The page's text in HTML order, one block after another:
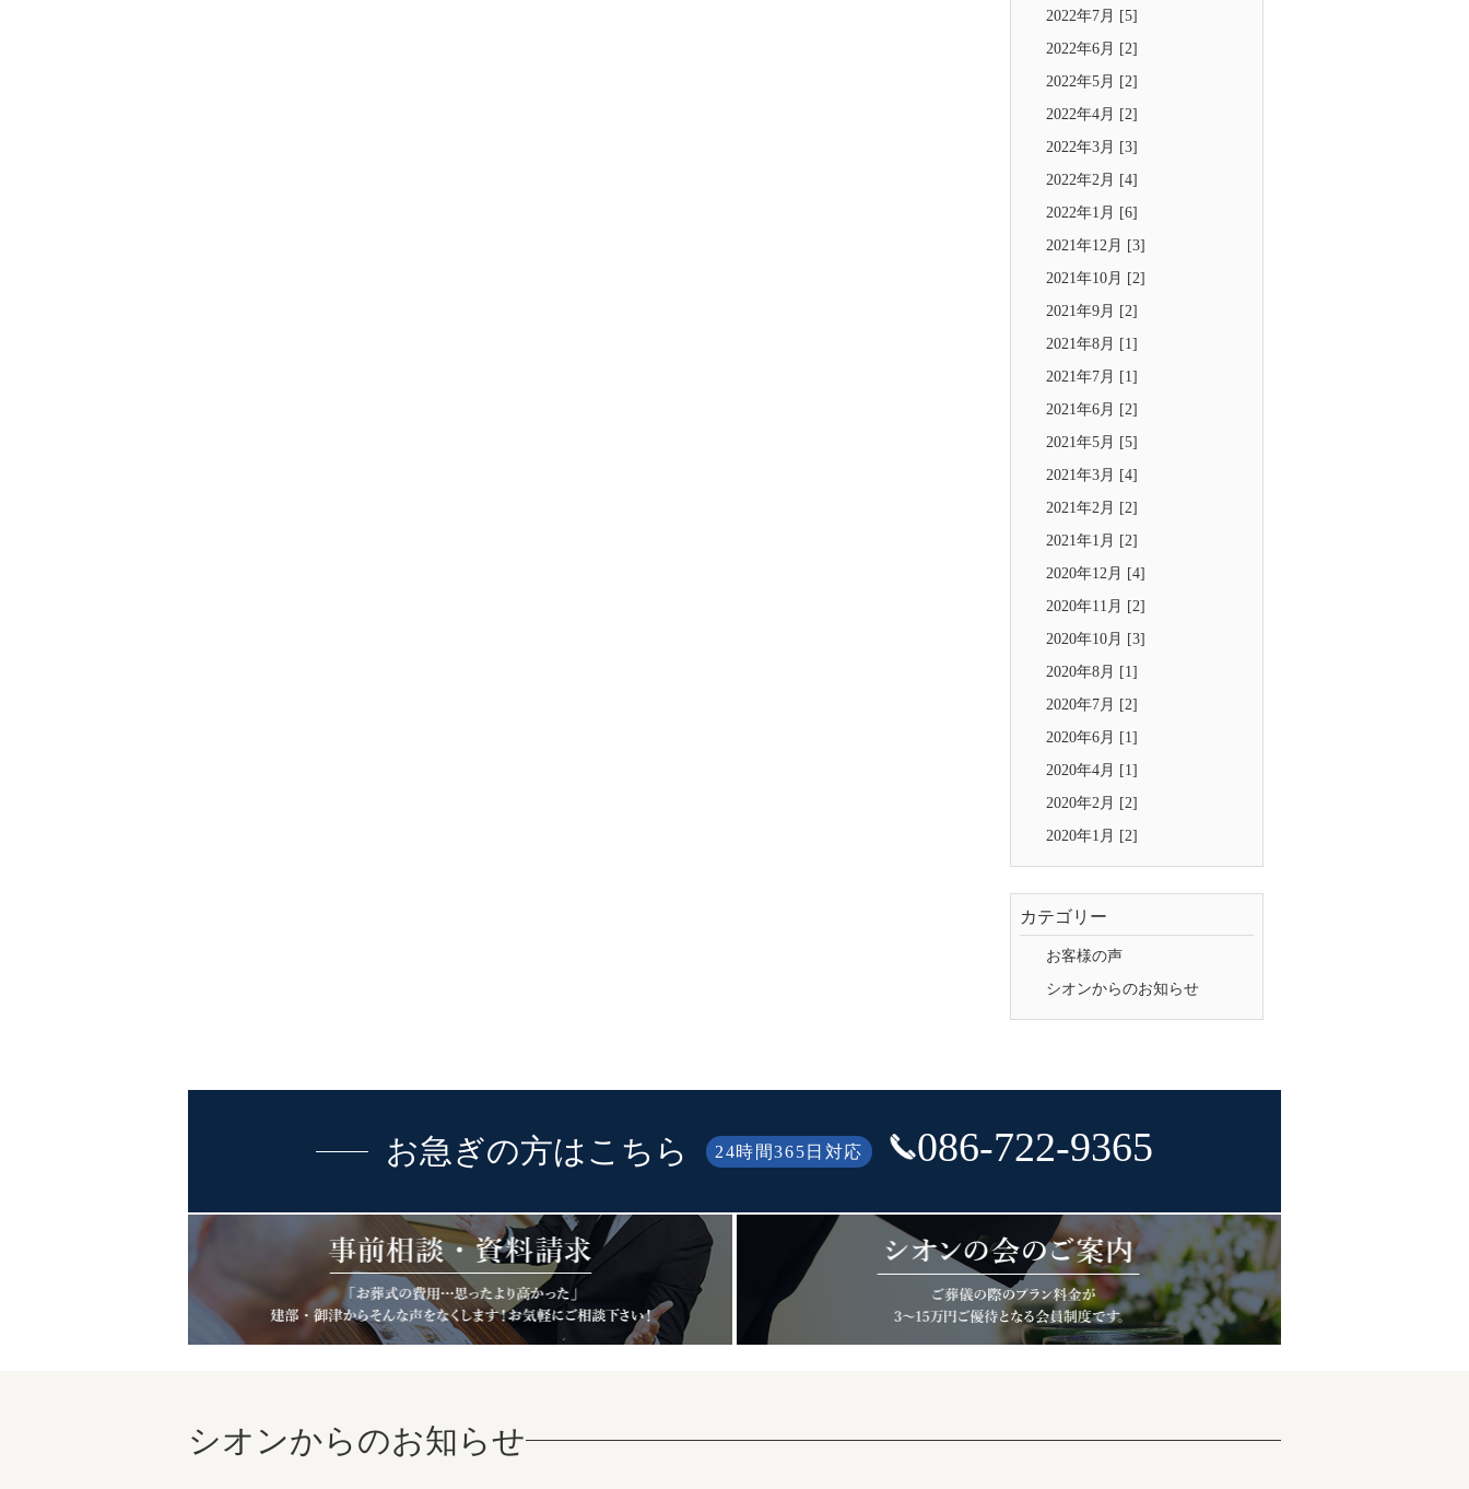
2022年7月 [5]
2022年6月 [2]
2022年5月 [2]
2022年4月 [2]
2022年3月 [3]
2022年2月 [4]
2022年1月 [6]
2021年12月 [3]
2021年10月 [2]
2021年9月 [2]
2021年8月 [1]
2021年7月 [1]
2021年6月 [2]
2021年5月 [5]
2021年3月 [4]
2021年2月 [2]
2021年1月 [2]
2020年12月 [4]
2020年11月 [2]
2020年10月 [3]
2020年8月 [1]
2020年7月 [2]
2020年6月 [1]
2020年4月 [1]
2020年2月 [2]
2020年1月 [2]
カテゴリー
お客様の声
シオンからのお知らせ
お急ぎの方はこちら 24時間365日対応 086-722-9365
シオンからのお知らせ